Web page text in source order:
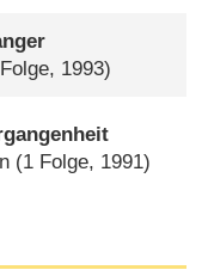
1993)
(1 Folge, 1991)